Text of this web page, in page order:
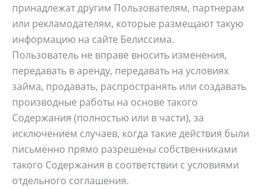
принадлежат другим Пользователям, партнерам
или рекламодателям, которые размещают такую
информацию на сайте Белиссима.
Пользователь не вправе вносить изменения,
передавать в аренду, передавать на условиях
займа, продавать, распространять или создавать
производные работы на основе такого
Содержания (полностью или в части), за
исключением случаев, когда такие действия были
письменно прямо разрешены собственниками
такого Содержания в соответствии с условиями
отдельного соглашения.